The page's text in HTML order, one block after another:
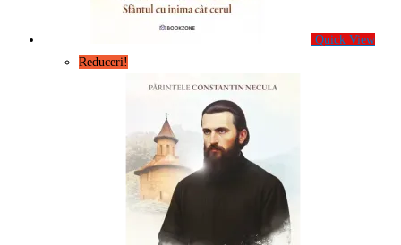
Quick View
Reduceri!